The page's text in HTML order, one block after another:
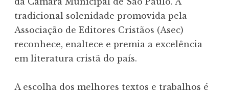
tradicional solenidade promovida pela
Associação de Editores Cristãos (Asec)
reconhece, enaltece e premia a excelência
em literatura cristã do país.
A escolha dos melhores textos e trabalhos é